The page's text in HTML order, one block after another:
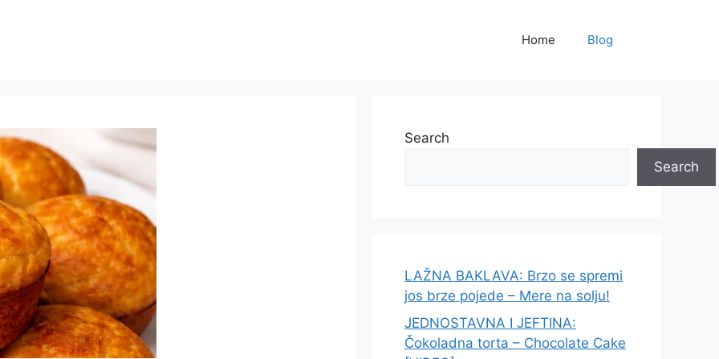
Home Blog
Search
Search
LAŽNA BAKLAVA: Brzo se spremi
jos brze pojede – Mere na solju!
JEDNOSTAVNA I JEFTINA:
Čokoladna torta – Chocolate Cake